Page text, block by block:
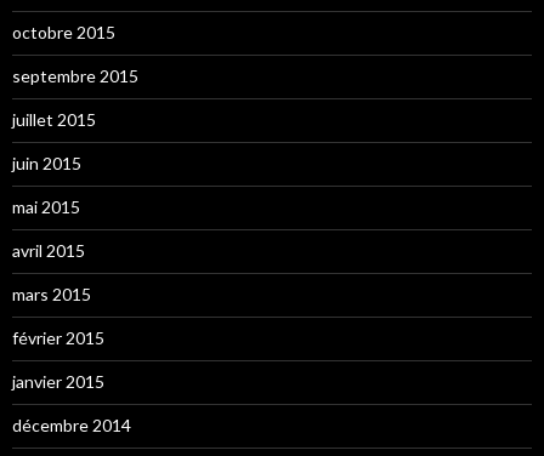
octobre 2015
septembre 2015
juillet 2015
juin 2015
mai 2015
avril 2015
mars 2015
février 2015
janvier 2015
décembre 2014